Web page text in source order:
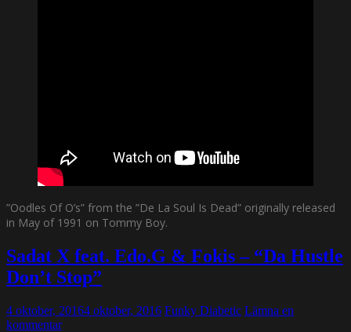
”Oodles Of O’s” from the ”De La Soul Is Dead” originally released
in May of 1991 on Tommy Boy.
Sadat X feat. Edo.G & Fokis – “Da Hustle
Don’t Stop”
4 oktober, 20164 oktober, 2016 Funky Diabetic Lämna en
kommentar